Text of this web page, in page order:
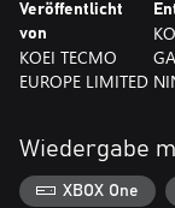
Veröffentlicht
von
KOEI TECMO
EUROPE LIMITED
Wiedergabe
XBOX One